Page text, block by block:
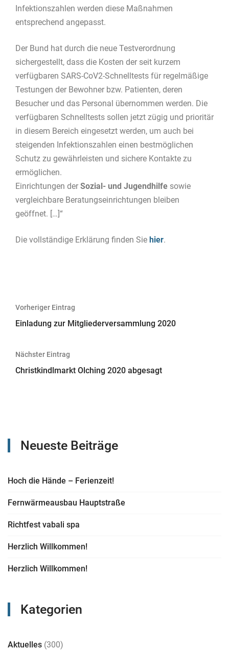
Infektionszahlen werden diese Maßnahmen
entsprechend angepasst.
Der Bund hat durch die neue Testverordnung
sichergestellt, dass die Kosten der seit kurzem
verfügbaren SARS-CoV2-Schnelltests für regelmäßige
Testungen der Bewohner bzw. Patienten, deren
Besucher und das Personal übernommen werden. Die
verfügbaren Schnelltests sollen jetzt zügig und prioritär
in diesem Bereich eingesetzt werden, um auch bei
steigenden Infektionszahlen einen bestmöglichen
Schutz zu gewährleisten und sichere Kontakte zu
ermöglichen.
Einrichtungen der Sozial- und Jugendhilfe sowie
vergleichbare Beratungseinrichtungen bleiben
geöffnet. […]“
Die vollständige Erklärung finden Sie hier.
Beitragsnavigation
Vorheriger Eintrag
Einladung zur Mitgliederversammlung 2020
Nächster Eintrag
Christkindlmarkt Olching 2020 abgesagt
Neueste Beiträge
Hoch die Hände – Ferienzeit!
Fernwärmeausbau Hauptstraße
Richtfest vabali spa
Herzlich Willkommen!
Herzlich Willkommen!
Kategorien
Aktuelles (300)